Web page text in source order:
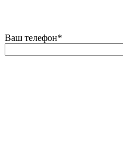
Ваш телефон*